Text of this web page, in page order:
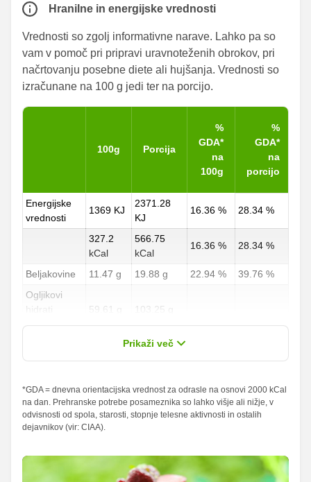
Hranilne in energijske vrednosti
Vrednosti so zgolj informativne narave. Lahko pa so
vam v pomoč pri pripravi uravnoteženih obrokov, pri
načrtovanju posebne diete ali hujšanja. Vrednosti so
izračunane na 100 g jedi ter na porcijo.
100g Porcija
%
GDA*
na
100g
%
GDA*
na
porcijo
Energijske
vrednosti
1369 KJ
2371.28
KJ
16.36 % 28.34 %
327.2
kCal
566.75
kCal
16.36 % 28.34 %
Beljakovine 11.47 g 19.88 g 22.94 %
39.76 %
Ogljikovi
hidrati
59.61 g 103.25 g
21.13 g
22.08 % 38.24 %
od teh
nasičene
maščobne
3.61 g
0.72 g
6.25 g 5.16 % 8.93 %
Vlaknine 3.25 g 5.63 g 13 % 22.52 %
Prikaži več
*GDA = dnevna orientacijska vrednost za odrasle na osnovi 2000 kCal
na dan. Prehranske potrebe posameznika so lahko višje ali nižje, v
odvisnosti od spola, starosti, stopnje telesne aktivnosti in ostalih
dejavnikov (vir: CIAA).